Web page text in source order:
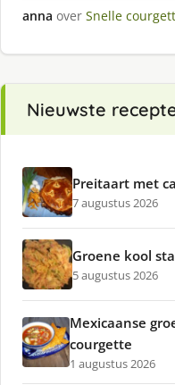
anna over Snelle
Nieuwste
Preitaart met
7 augustus 2026
Groene kool
5 augustus 2026
Mexicaanse
courgette
1 augustus 2026